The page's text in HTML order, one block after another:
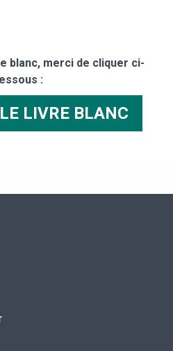
blanc, merci de cliquer ci-
:
LE LIVRE BLANC